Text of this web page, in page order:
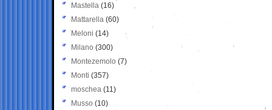
Mastella (16)
Mattarella (60)
Meloni (14)
Milano (300)
Montezemolo (7)
Monti (357)
moschea (11)
Musso (10)